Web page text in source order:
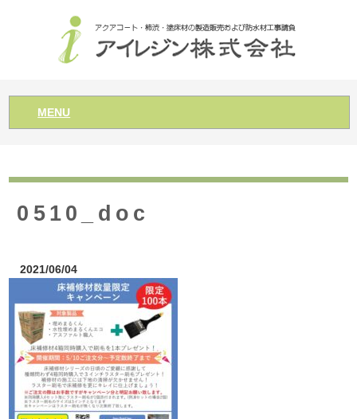
MENU
0510_doc
2021/06/04